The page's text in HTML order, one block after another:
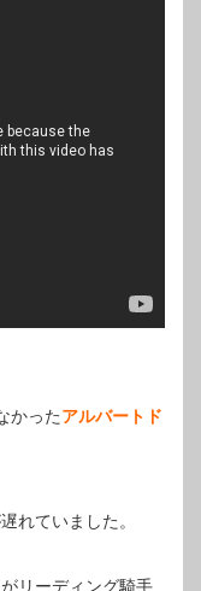
かったアルバートド
れていました。
リーディング騎手